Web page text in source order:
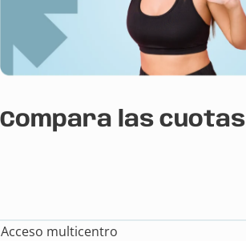
Compara las cuotas
Acceso multicentro